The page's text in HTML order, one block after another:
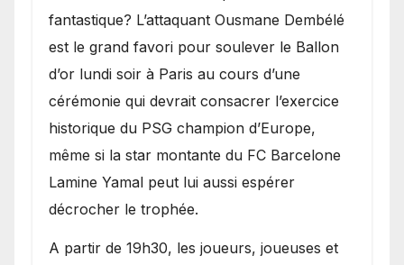
fantastique? L’attaquant Ousmane Dembélé
est le grand favori pour soulever le Ballon
d’or lundi soir à Paris au cours d’une
cérémonie qui devrait consacrer l’exercice
historique du PSG champion d’Europe,
même si la star montante du FC Barcelone
Lamine Yamal peut lui aussi espérer
décrocher le trophée.
A partir de 19h30, les joueurs, joueuses et